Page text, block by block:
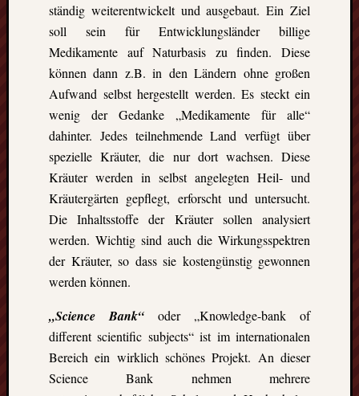
ständig weiterentwickelt und ausgebaut. Ein Ziel
soll sein für Entwicklungsländer billige
Medikamente auf Naturbasis zu finden. Diese
können dann z.B. in den Ländern ohne großen
Aufwand selbst hergestellt werden. Es steckt ein
wenig der Gedanke „Medikamente für alle“
dahinter. Jedes teilnehmende Land verfügt über
spezielle Kräuter, die nur dort wachsen. Diese
Kräuter werden in selbst angelegten Heil- und
Kräutergärten gepflegt, erforscht und untersucht.
Die Inhaltsstoffe der Kräuter sollen analysiert
werden. Wichtig sind auch die Wirkungsspektren
der Kräuter, so dass sie kostengünstig gewonnen
werden können.
„Science Bank“
oder „Knowledge-bank of
different scientific subjects“ ist im internationalen
Bereich ein wirklich schönes Projekt. An dieser
Science Bank nehmen mehrere